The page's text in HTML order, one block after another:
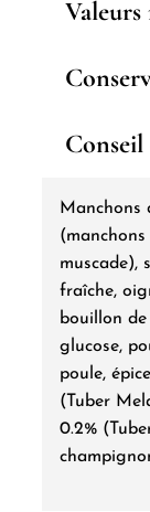
Manchons
muscade),
fraîche,
bouillon
glucose,
poule,
(Tuber
0.2%